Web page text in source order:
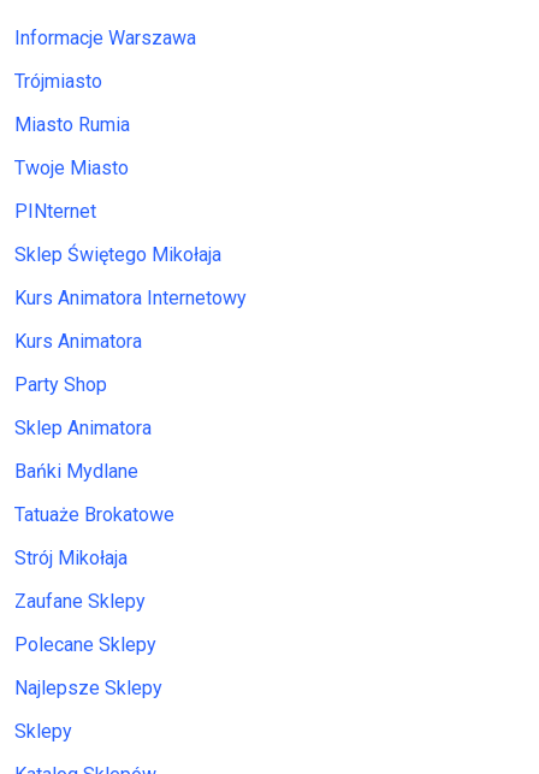
Informacje Warszawa
Trójmiasto
Miasto Rumia
Twoje Miasto
PINternet
Sklep Świętego Mikołaja
Kurs Animatora Internetowy
Kurs Animatora
Party Shop
Sklep Animatora
Bańki Mydlane
Tatuaże Brokatowe
Strój Mikołaja
Zaufane Sklepy
Polecane Sklepy
Najlepsze Sklepy
Sklepy